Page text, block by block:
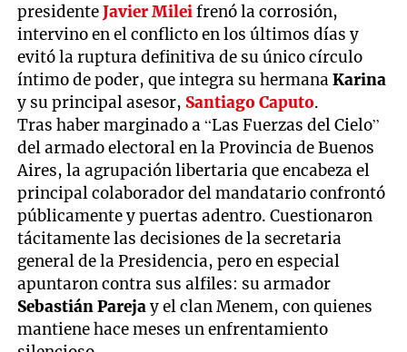
presidenteJavier Mileifrenó la corrosión,
intervino en el conflicto en los últimos días y
evitó la ruptura definitiva de su único círculo
íntimo de poder, que integra su hermanaKarina
y su principal asesor, Santiago Caputo.
Tras haber marginado a “Las Fuerzas del Cielo”
del armado electoral en la Provincia de Buenos
Aires, la agrupación libertaria que encabeza el
principal colaborador del mandatario confrontó
públicamente y puertas adentro. Cuestionaron
tácitamente las decisiones de la secretaria
general de la Presidencia, pero en especial
apuntaron contra sus alfiles: su armador
Sebastián Parejay el clan Menem, con quienes
mantiene hace meses un enfrentamiento